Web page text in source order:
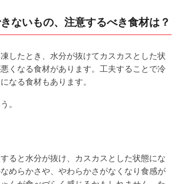
ないもの、注意するべき食材は？
したとき、水分が抜けてカスカスとした状
くなる食材があります。工夫することで冷
なる食材もあります。
。
ると水分が抜け、カスカスとした状態にな
めらかさや、やわらかさがなくなり食感が